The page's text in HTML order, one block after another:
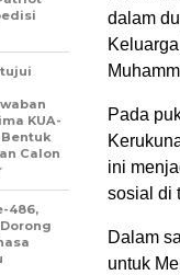
dalam
Pada
ini
sosial di
Dalam
untuk
KUA-
Bentuk
Calon
486,